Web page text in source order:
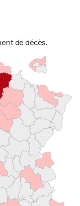
de décès.